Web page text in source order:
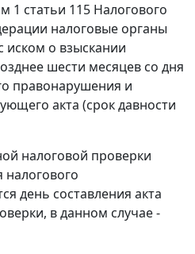
1 статьи 115 Налогового
налоговые органы
иском о взыскании
шести месяцев со дня
правонарушения и
акта (срок давности
налоговой проверки
день составления акта
в данном случае -